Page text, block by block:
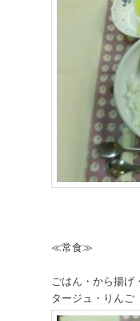
≪常食≫
ごはん・から揚げ
タージュ・りんご